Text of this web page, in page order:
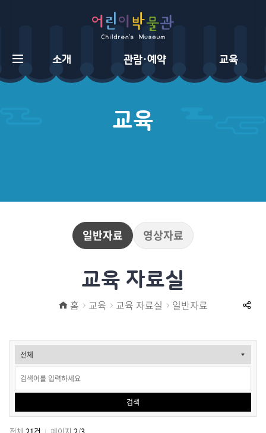
소개 관람·예약 교육
소
맵
실
안
교육 자료실
홈 교육 교육 자료실 일반자료
유
하
일반자료 영상자료
교
육
검색